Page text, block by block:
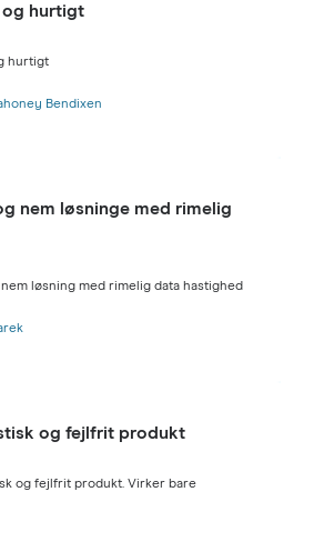
og hurtigt
hurtigt
Bendixen
nem løsninge med rimelig
løsning med rimelig data hastighed
og fejlfrit produkt
og fejlfrit produkt. Virker bare